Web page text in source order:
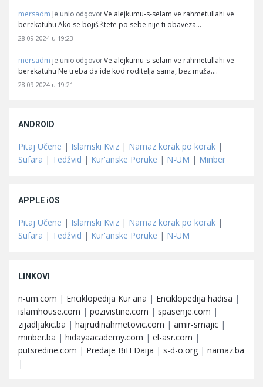
mersadm je unio odgovor Ve alejkumu-s-selam ve rahmetullahi ve
berekatuhu Ako se bojiš štete po sebe nije ti obaveza…
28.09.2024 u 19:23
mersadm je unio odgovor Ve alejkumu-s-selam ve rahmetullahi ve
berekatuhu Ne treba da ide kod roditelja sama, bez muža.…
28.09.2024 u 19:21
ANDROID
Pitaj Učene | Islamski Kviz | Namaz korak po korak |
Sufara | Tedžvid | Kur'anske Poruke | N-UM | Minber
APPLE iOS
Pitaj Učene | Islamski Kviz | Namaz korak po korak |
Sufara | Tedžvid | Kur'anske Poruke | N-UM
LINKOVI
n-um.com | Enciklopedija Kur'ana | Enciklopedija hadisa |
islamhouse.com | pozivistine.com | spasenje.com |
zijadljakic.ba | hajrudinahmetovic.com | amir-smajic |
minber.ba | hidayaacademy.com | el-asr.com |
putsredine.com | Predaje BiH Daija | s-d-o.org | namaz.ba
|